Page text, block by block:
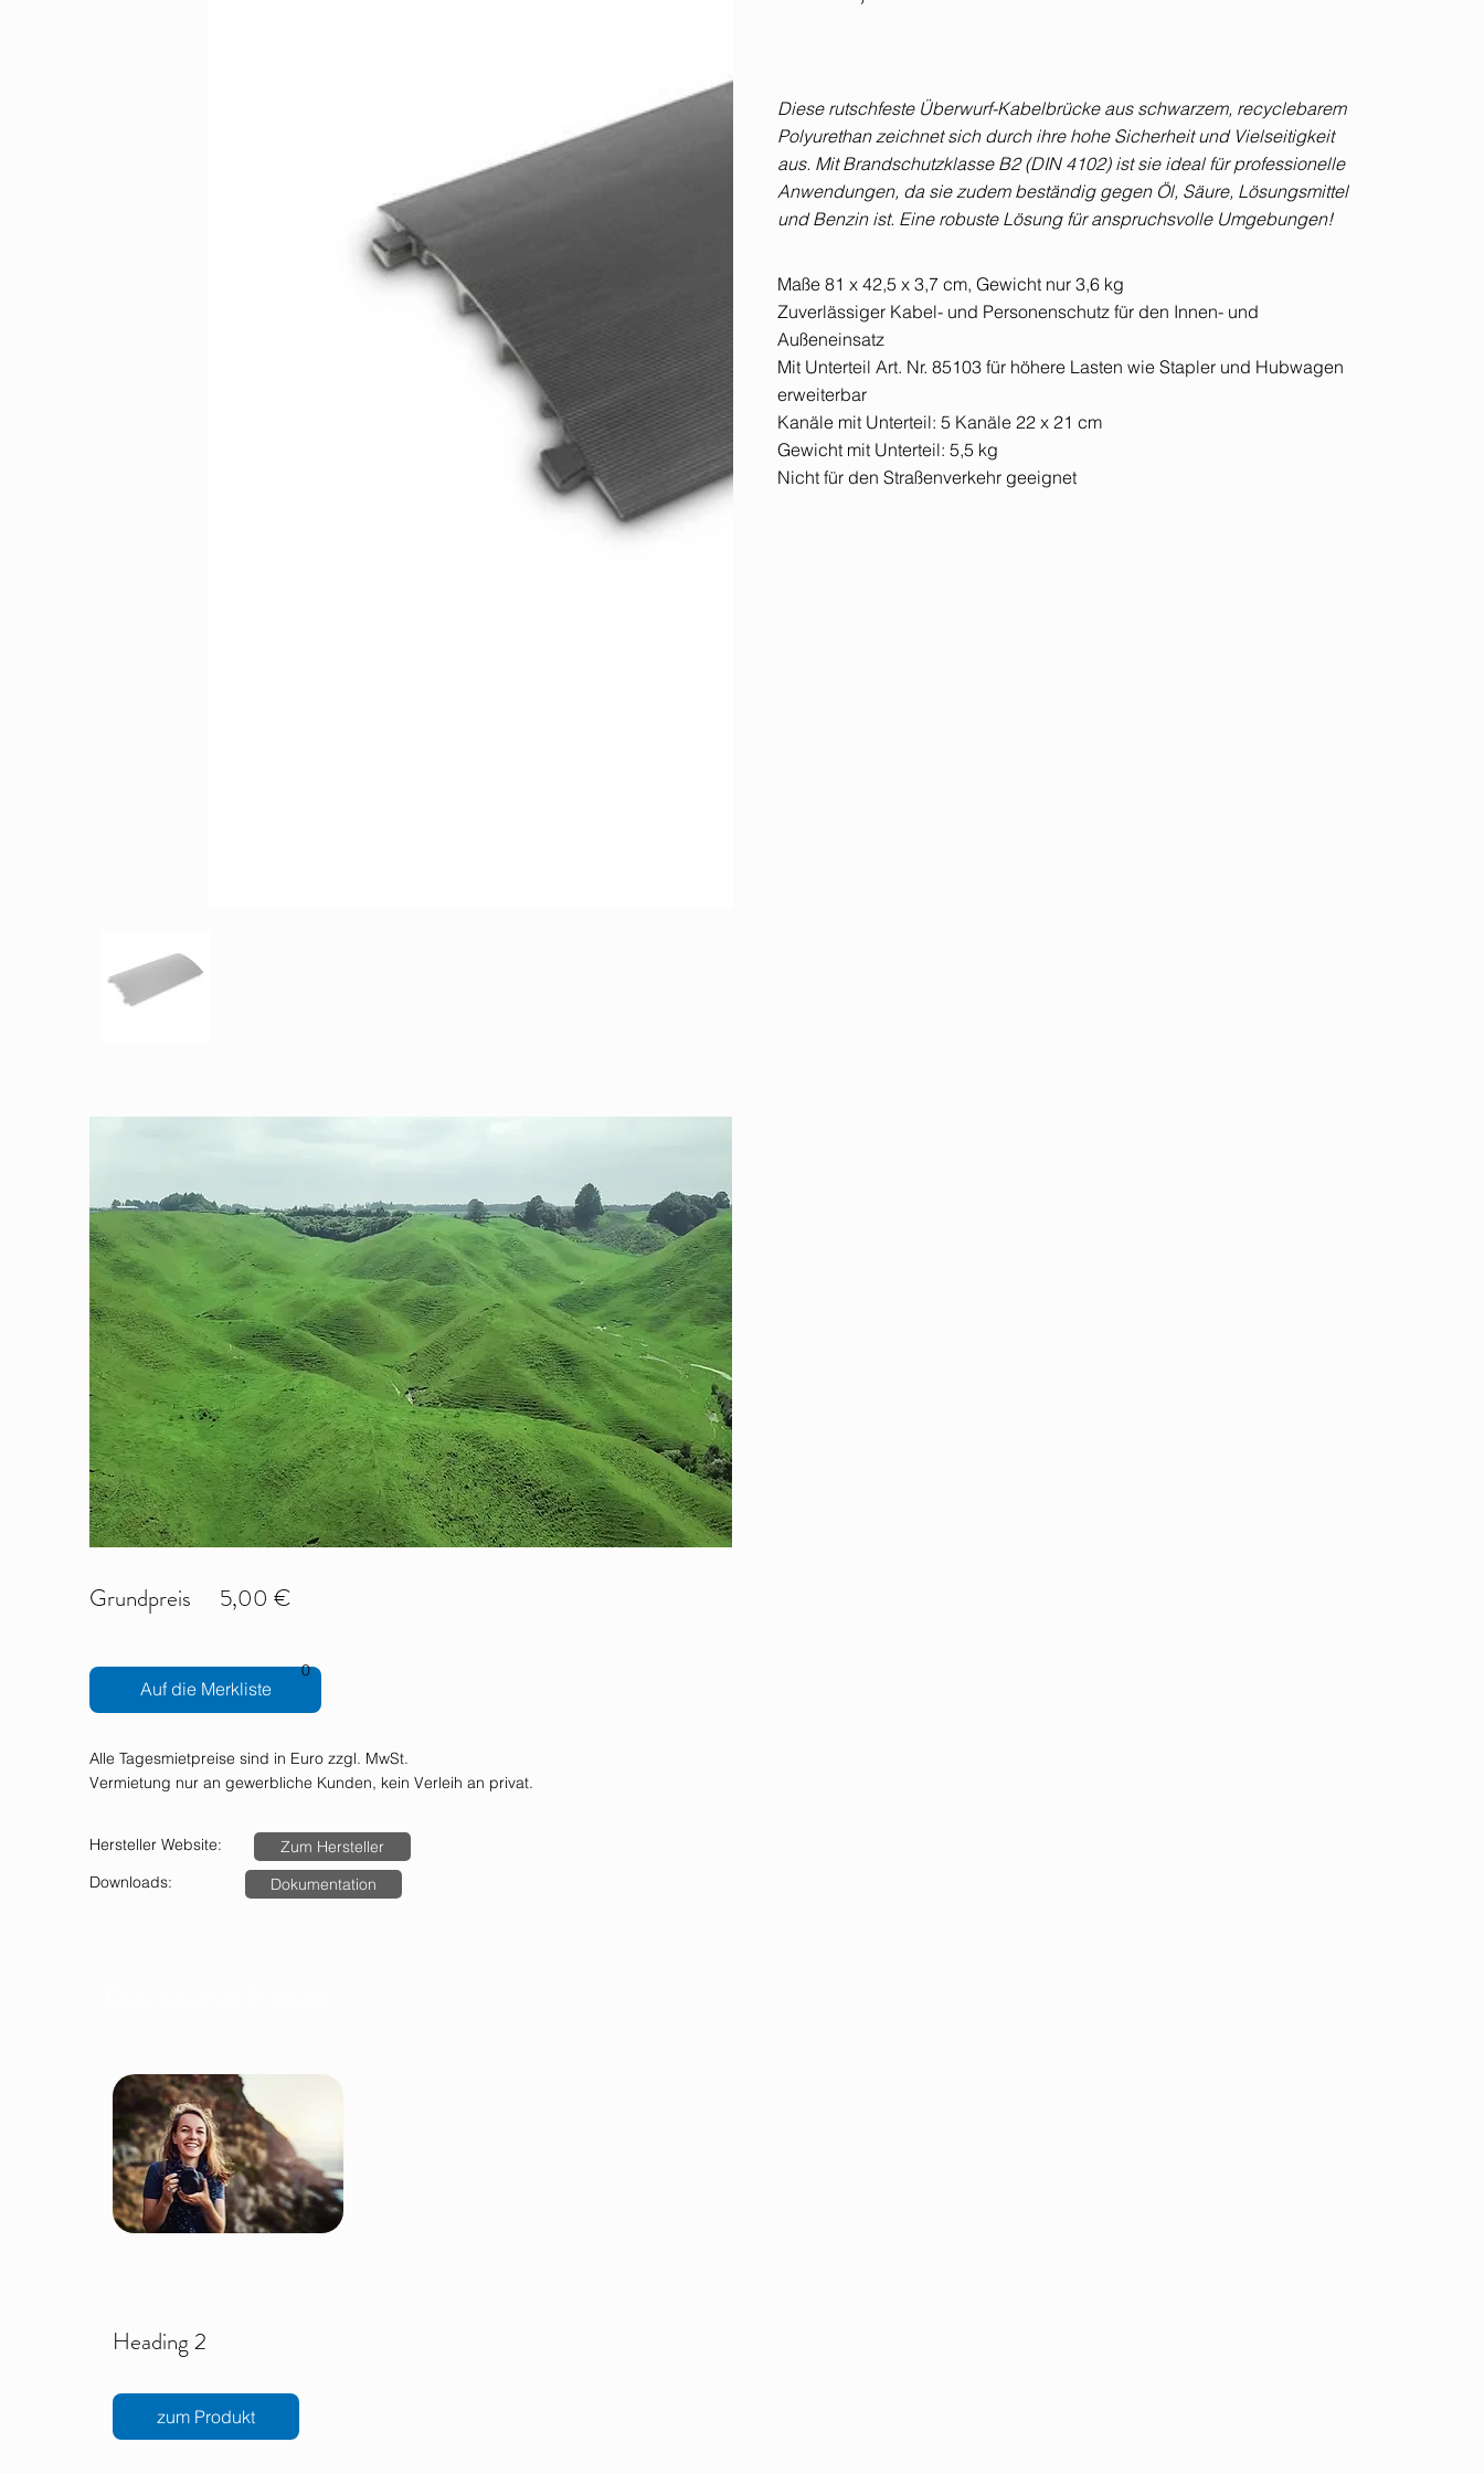
Diese rutschfeste Überwurf-Kabelbrücke aus schwarzem, recyclebarem
Polyurethan zeichnet sich durch ihre hohe Sicherheit und Vielseitigkeit
aus. Mit Brandschutzklasse B2 (DIN 4102) ist sie ideal für professionelle
Anwendungen, da sie zudem beständig gegen Öl, Säure, Lösungsmittel
und Benzin ist. Eine robuste Lösung für anspruchsvolle Umgebungen!
Maße 81 x 42,5 x 3,7 cm, Gewicht nur 3,6 kg
Zuverlässiger Kabel- und Personenschutz für den Innen- und
Außeneinsatz
Mit Unterteil Art. Nr. 85103 für höhere Lasten wie Stapler und Hubwagen
erweiterbar
Kanäle mit Unterteil: 5 Kanäle 22 x 21 cm
Gewicht mit Unterteil: 5,5 kg
Nicht für den Straßenverkehr geeignet
Grundpreis 5,00 €
Auf die Merkliste
0
Alle Tagesmietpreise sind in Euro zzgl. MwSt.
Vermietung nur an gewerbliche Kunden, kein Verleih an privat.
Hersteller Website:
Zum Hersteller
Downloads:
Dokumentation
Heading 2
zum Produkt